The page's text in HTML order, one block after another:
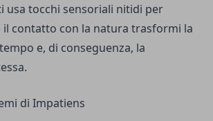
usa tocchi sensoriali nitidi per
contatto con la natura trasformi la
e, di conseguenza, la
di Impatiens